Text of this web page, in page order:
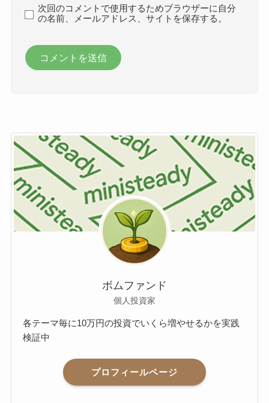
次回のコメントで使用するためブラウザーに自分
の名前、メールアドレス、サイトを保存する。
ボムファンド
個人投資家
各テーマ毎に10万円の投資でいくら増やせるかを実践
検証中
プロフィールページ